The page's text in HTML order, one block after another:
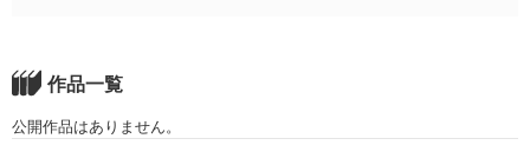
作品一覧
公開作品はありません。